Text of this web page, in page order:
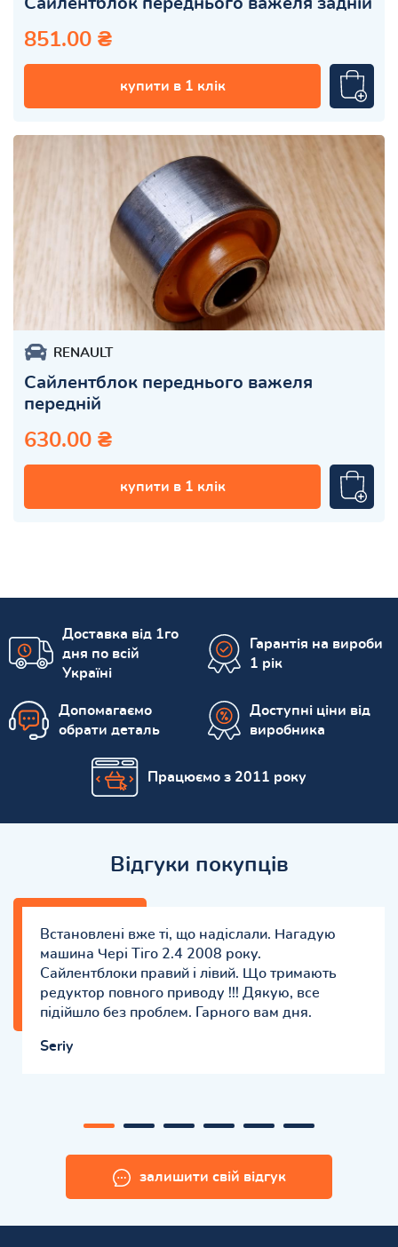
851.00 ₴
купити в 1 клік
RENAULT
Сайлентблок переднього важеля
передній
630.00 ₴
купити в 1 клік
Доставка від 1го
дня по всій
Україні
Гарантія на вироби
1 рік
Допомагаємо
обрати деталь
Доступні ціни від
виробника
Працюємо з 2011 року
Відгуки покупців
Встановлені вже ті, що надіслали. Нагадую
машина Чері Тіго 2.4 2008 року.
Сайлентблоки правий і лівий. Що тримають
редуктор повного приводу !!! Дякую, все
підійшло без проблем. Гарного вам дня.
Seriy
залишити свій відгук